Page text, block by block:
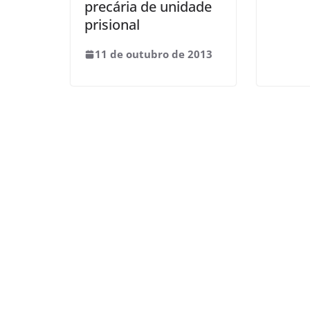
precária de unidade
prisional
11 de outubro de 2013